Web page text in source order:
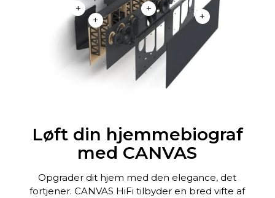
+
+
+
+
Løft din hjemmebiograf
med CANVAS
Opgrader dit hjem med den elegance, det
fortjener. CANVAS HiFi tilbyder en bred vifte af